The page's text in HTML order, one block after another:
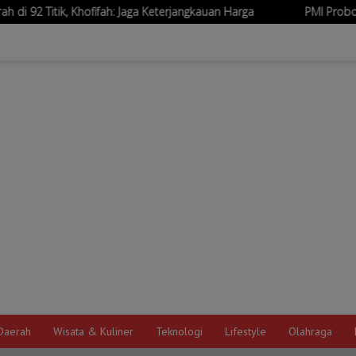
Jaga Keterjangkauan Harga PMI Probolinggo Bantu
Wisata & Kuliner Teknologi Lifestyle Olahraga